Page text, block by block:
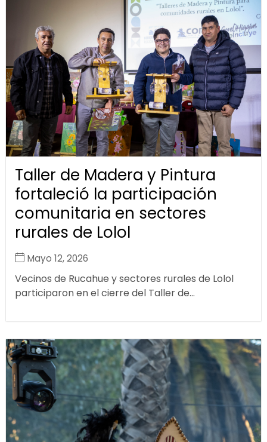
Taller de Madera y Pintura
fortaleció la participación
comunitaria en sectores
rurales de Lolol
Mayo 12, 2026
Vecinos de Rucahue y sectores rurales de Lolol
participaron en el cierre del Taller de...